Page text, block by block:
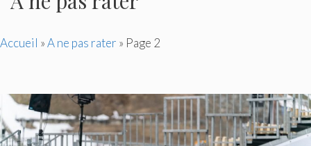
Accueil »A ne pas rater » Page 2